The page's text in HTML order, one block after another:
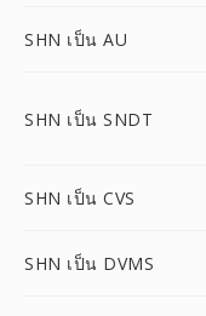
SHN เป็น AU
SHN เป็น SNDT
SHN เป็น CVS
SHN เป็น DVMS